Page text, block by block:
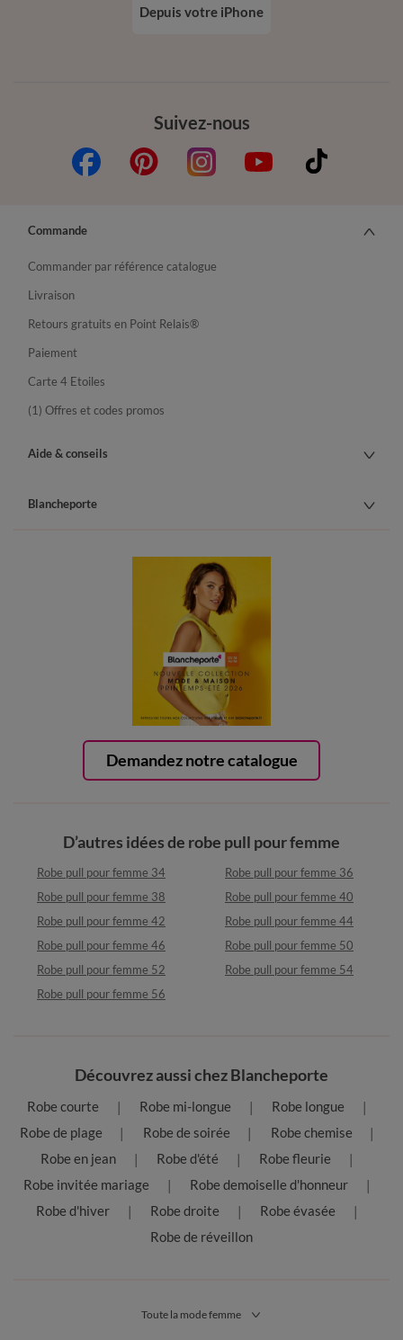
Suivez-nous
Depuis votre iPhone
Demandez notre catalogue
Commande
Commander par référence catalogue
Livraison
Retours gratuits en Point Relais®
Paiement
Carte 4 Etoiles
(1) Offres et codes promos
Aide & conseils
Blancheporte
D’autres idées de robe pull pour femme
Robe pull pour femme 34
Robe pull pour femme 36
Robe pull pour femme 38
Robe pull pour femme 40
Robe pull pour femme 42
Robe pull pour femme 44
Robe pull pour femme 46
Robe pull pour femme 50
Robe pull pour femme 52
Robe pull pour femme 54
Robe pull pour femme 56
Découvrez aussi chez Blancheporte
Robe courte Robe mi-longue
Robe longue
Robe de plage
Robe de soirée
Robe chemise
Robe en jean
Robe d'été
Robe fleurie
Robe invitée mariage
Robe demoiselle d'honneur
Robe d'hiver
Robe droite
Robe évasée
Robe de réveillon
Toute la mode femme